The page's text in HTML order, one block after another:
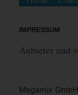
IMPRESSUM
Anbieter und
Megamix GmbH